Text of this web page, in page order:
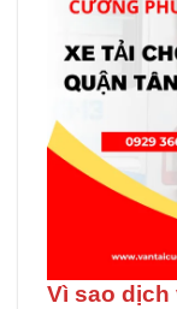
Vì sao dịch